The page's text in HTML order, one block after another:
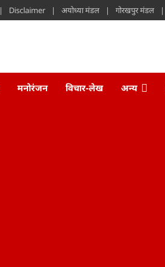
Disclaimer अयोध्या मंडल गोरखपुर मंडल
मनोरंजन विचार-लेख अन्य